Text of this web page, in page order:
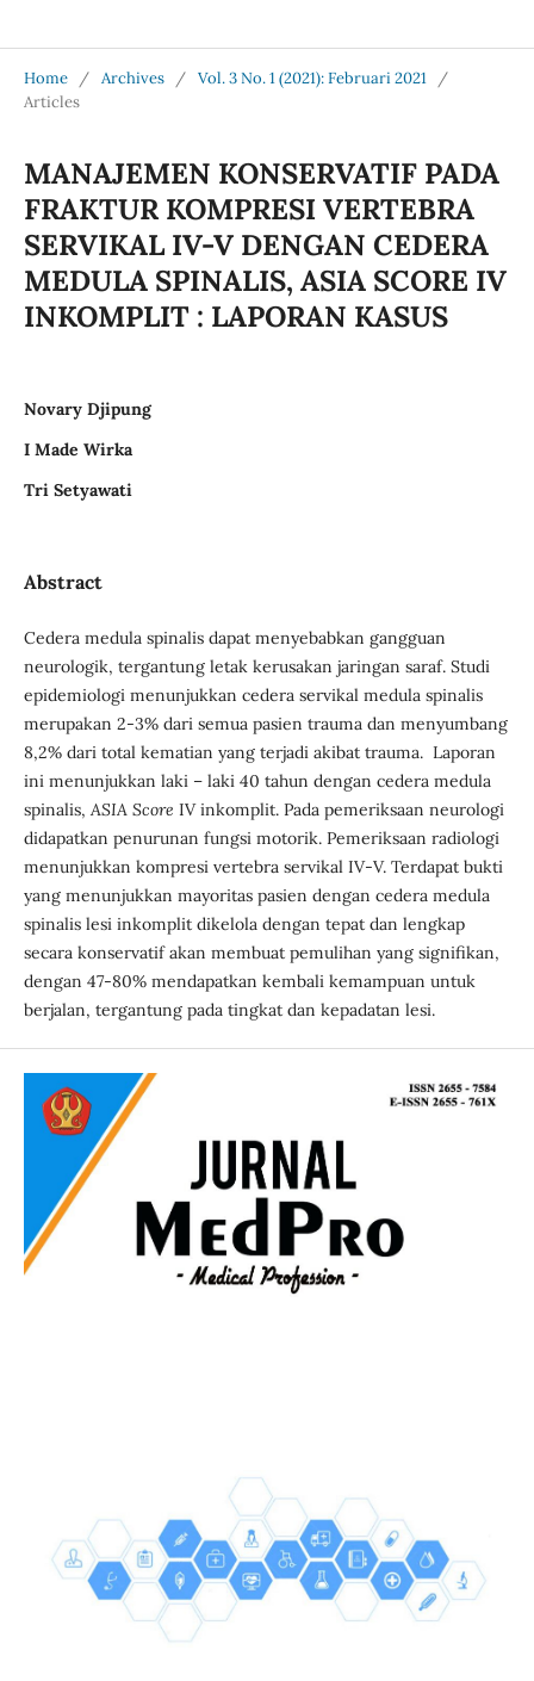
Home / Archives / Vol. 3 No. 1 (2021): Februari 2021
/
Articles
MANAJEMEN KONSERVATIF PADA
FRAKTUR KOMPRESI VERTEBRA
SERVIKAL IV-V DENGAN CEDERA
MEDULA SPINALIS, ASIA SCORE IV
INKOMPLIT : LAPORAN KASUS
Novary Djipung
I Made Wirka
Tri Setyawati
Abstract
Cedera medula spinalis dapat menyebabkan gangguan
neurologik, tergantung letak kerusakan jaringan saraf. Studi
epidemiologi menunjukkan cedera servikal medula spinalis
merupakan 2-3% dari semua pasien trauma dan menyumbang
8,2% dari total kematian yang terjadi akibat trauma. Laporan
ini menunjukkan laki – laki 40 tahun dengan cedera medula
spinalis, ASIA Score IV inkomplit. Pada pemeriksaan neurologi
didapatkan penurunan fungsi motorik. Pemeriksaan radiologi
menunjukkan kompresi vertebra servikal IV-V. Terdapat bukti
yang menunjukkan mayoritas pasien dengan cedera medula
spinalis lesi inkomplit dikelola dengan tepat dan lengkap
secara konservatif akan membuat pemulihan yang signifikan,
dengan 47-80% mendapatkan kembali kemampuan untuk
berjalan, tergantung pada tingkat dan kepadatan lesi.